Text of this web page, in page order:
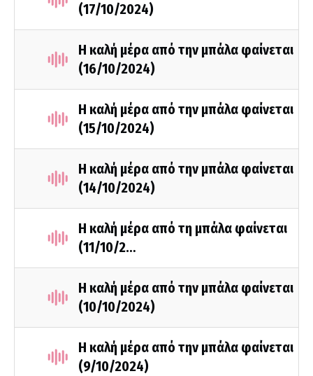
(17/10/2024)
Η καλή μέρα από την μπάλα φαίνεται
(16/10/2024)
Η καλή μέρα από την μπάλα φαίνεται
(15/10/2024)
Η καλή μέρα από την μπάλα φαίνεται
(14/10/2024)
Η καλή μέρα από τη μπάλα φαίνεται
(11/10/2…
Η καλή μέρα από την μπάλα φαίνεται
(10/10/2024)
Η καλή μέρα από την μπάλα φαίνεται
(9/10/2024)